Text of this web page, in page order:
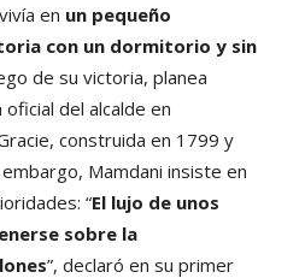
en un pequeño
con un dormitorio y sin
de su victoria, planea
del alcalde en
construida en 1799 y
Mamdani insiste en
“El lujo de unos
sobre la
”, declaró en su primer